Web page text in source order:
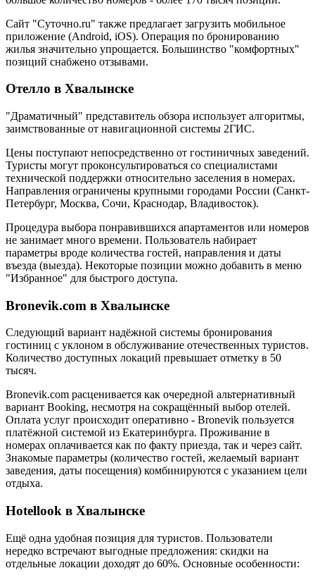
Сайт "Суточно.ru" также предлагает загрузить мобильное
приложение (Android, iOS). Операция по бронированию
жилья значительно упрощается. Большинство "комфортных"
позиций снабжено отзывами.
Отелло в Хвалынске
"Драматичный" представитель обзора использует алгоритмы,
заимствованные от навигационной системы 2ГИС.
Цены поступают непосредственно от гостиничных заведений.
Туристы могут проконсультироваться со специалистами
технической поддержки относительно заселения в номерах.
Направления ограничены крупными городами России (Санкт-
Петербург, Москва, Сочи, Краснодар, Владивосток).
Процедура выбора понравившихся апартаментов или номеров
не занимает много времени. Пользователь набирает
параметры вроде количества гостей, направления и даты
въезда (выезда). Некоторые позиции можно добавить в меню
"Избранное" для быстрого доступа.
Bronevik.com в Хвалынске
Следующий вариант надёжной системы бронирования
гостиниц с уклоном в обслуживание отечественных туристов.
Количество доступных локаций превышает отметку в 50
тысяч.
Bronevik.com расценивается как очередной альтернативный
вариант Booking, несмотря на сокращённый выбор отелей.
Оплата услуг происходит оперативно - Bronevik пользуется
платёжной системой из Екатеринбурга. Проживание в
номерах оплачивается как по факту приезда, так и через сайт.
Знакомые параметры (количество гостей, желаемый вариант
заведения, даты посещения) комбинируются с указанием цели
отдыха.
Hotellook в Хвалынске
Ещё одна удобная позиция для туристов. Пользователи
нередко встречают выгодные предложения: скидки на
отдельные локации доходят до 60%. Основные особенности: